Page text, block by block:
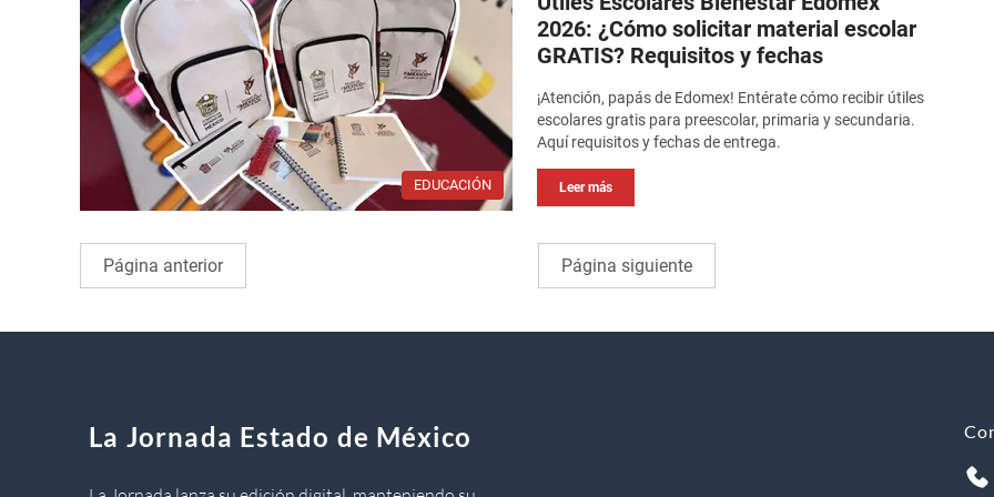
EDUCACIÓN
2026: ¿Cómo solicitar material escolar
GRATIS? Requisitos y fechas
¡Atención, papás de Edomex! Entérate cómo recibir útiles
escolares gratis para preescolar, primaria y secundaria.
Aquí requisitos y fechas de entrega.
Leer más
Página anterior Página siguiente
La Jornada Estado de México